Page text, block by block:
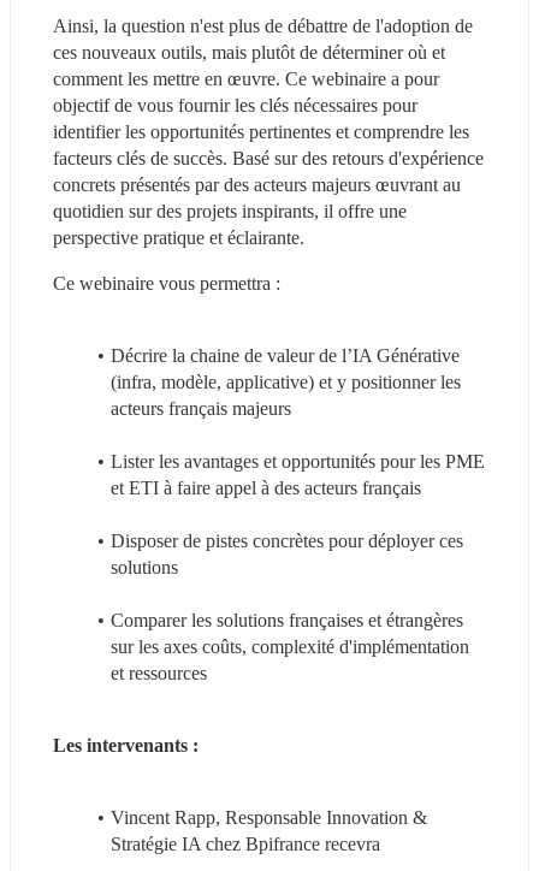
Ainsi, la question n'est plus de débattre de l'adoption de
ces nouveaux outils, mais plutôt de déterminer où et
comment les mettre en œuvre. Ce webinaire a pour
objectif de vous fournir les clés nécessaires pour
identifier les opportunités pertinentes et comprendre les
facteurs clés de succès. Basé sur des retours d'expérience
concrets présentés par des acteurs majeurs œuvrant au
quotidien sur des projets inspirants, il offre une
perspective pratique et éclairante.
Ce webinaire vous permettra :
Décrire la chaine de valeur de l’IA Générative
(infra, modèle, applicative) et y positionner les
acteurs français majeurs
Lister les avantages et opportunités pour les PME
et ETI à faire appel à des acteurs français
Disposer de pistes concrètes pour déployer ces
solutions
Comparer les solutions françaises et étrangères
sur les axes coûts, complexité d'implémentation
et ressources
Les intervenants :
Vincent Rapp, Responsable Innovation &
Stratégie IA chez Bpifrance recevra